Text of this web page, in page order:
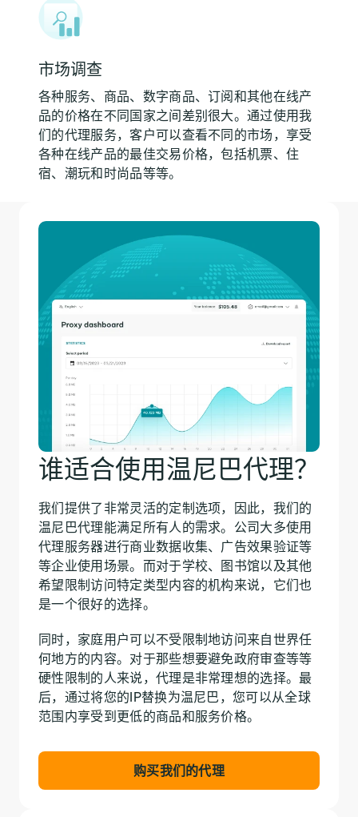
市场调查
各种服务、商品、数字商品、订阅和其他在线产
品的价格在不同国家之间差别很大。通过使用我
们的代理服务，客户可以查看不同的市场，享受
各种在线产品的最佳交易价格，包括机票、住
宿、潮玩和时尚品等等。
谁适合使用温尼巴代理？
我们提供了非常灵活的定制选项，因此，我们的
温尼巴代理能满足所有人的需求。公司大多使用
代理服务器进行商业数据收集、广告效果验证等
等企业使用场景。而对于学校、图书馆以及其他
希望限制访问特定类型内容的机构来说，它们也
是一个很好的选择。
同时，家庭用户可以不受限制地访问来自世界任
何地方的内容。对于那些想要避免政府审查等等
硬性限制的人来说，代理是非常理想的选择。最
后，通过将您的IP替换为温尼巴，您可以从全球
范围内享受到更低的商品和服务价格。
购买我们的代理